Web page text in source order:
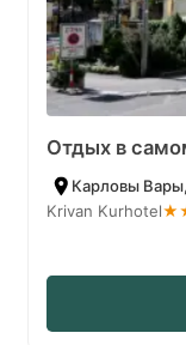
Отдых в
Карловы
Krivan Kurhotel